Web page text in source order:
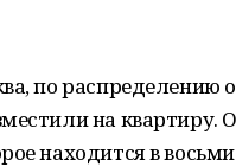
по
на
находится в